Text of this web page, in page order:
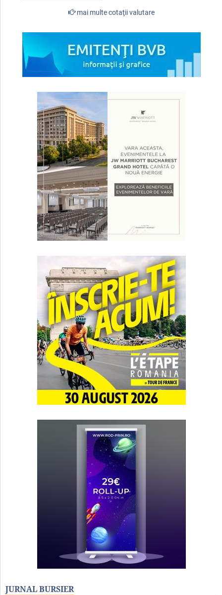
mai multe cotaţii valutare
JURNAL BURSIER